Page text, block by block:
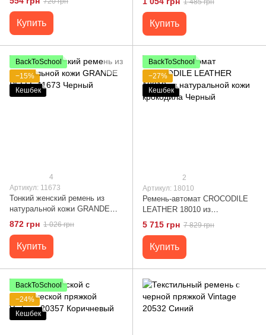
Купить
1 485 грн
Купить
BackToSchool
−15%
Кешбек
4
Артикул: 11673
Тонкий женский ремень из
натуральной кожи GRANDE
PELLE 11673 Черный
872 грн 1 026 грн
Купить
BackToSchool
−27%
Кешбек
2
Артикул: 18010
Ремень-автомат CROCODILE
LEATHER 18010 из
натуральной кожи крокодила
5 715 грн 7 829 грн
Купить
BackToSchool
−24%
Кешбек